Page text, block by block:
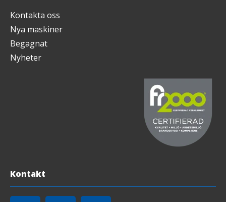
Kontakta oss
Nya maskiner
Begagnat
Nyheter
Kontakt